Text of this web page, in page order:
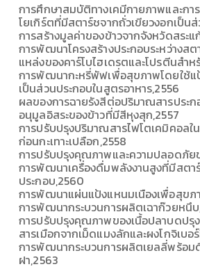
การศึกษาสมบัติทางเคมีกายภาพและก
โยเกิร์ตที่มีสตาร์ชจากถั่วเขียวงอกเป็น
การสร้างมูลค่าของข้าวจากจังหวัดสระแ
การพัฒนาโครงสร้างประกอบระหว่างส
แหล่งของคาร์โบไฮเดรตและโปรตีนสำ
การพัฒนากะหรี่พัฟเพื่อสุขภาพโดยใช้
เป็นส่วนประกอบในสูตรอาหาร,2556
ผลของการฉายรังสีต่อปริมาณสารประ
อนุมูลอิสระของข้าวที่มีสีหุงสุก,2557
การปรับปรุงปริมาณสารไฟโตเคมิคอลใ
ก่อนกะเทาะเปลือก,2558
การปรับปรุงคุณภาพและความปลอดภั
การพัฒนาเครื่องดื่มพลังงานสูงที่มีสตาร์
ประกอบ,2560
การพัฒนาแผ่นแป้งแหนมเนืองเพื่อสุขภ
การพัฒนากระบวนการผลิตเฉาก๊วยหนึบ
การปรับปรุงคุณภาพของเนื้อปลาบดปรุ
สารเมือกจากเม็ดแมงลักและผงโกจิเบอ
การพัฒนากระบวนการผลิตเยลลี่พร้อม
ฝา,2563